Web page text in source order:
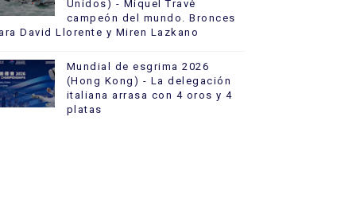
Unidos) - Miquel Travé
campeón del mundo. Bronces
David Llorente y Miren Lazkano
Mundial de esgrima 2026
(Hong Kong) - La delegación
italiana arrasa con 4 oros y 4
platas